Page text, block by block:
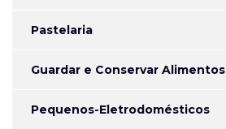
Pastelaria
Guardar e Conservar Alimentos
Pequenos-Eletrodomésticos